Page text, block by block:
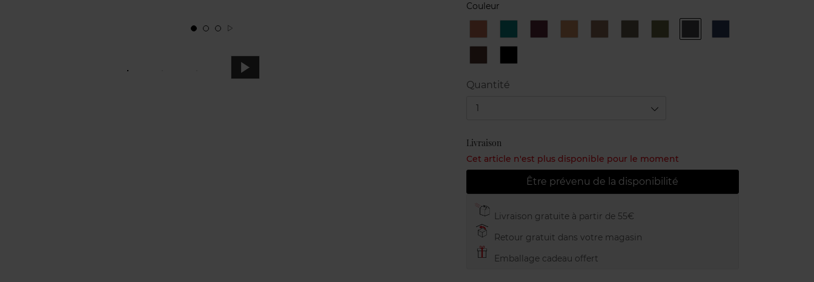
Couleur
CopperEmeraldBlack Pearl TopazeBronzeKhaki Steel
Marine
HavanaBlack
Quantité
1
Livraison
Cet article n'est plus disponible pour le moment
Être prévenu de la disponibilité
Livraison gratuite à partir de 55€
Retour gratuit dans votre magasin
Emballage cadeau offert